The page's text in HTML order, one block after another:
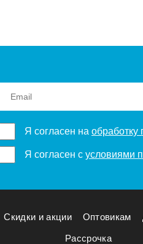
Я согласен на
Я согласен с условиями
Скидки и акции Оптовикам
Рассрочка